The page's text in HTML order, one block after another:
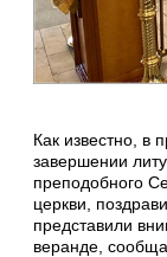
Как известно, в
завершении
преподобного
церкви,
представили
веранде,